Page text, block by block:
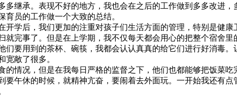
继承。表现不好的地方，我也会在之后的工作做到多多改进
员的工作做一个大致的总结。
学后，我们更加的注重对孩子们生活方面的管理，特别是健
完事了。但是在上学期，我不仅每天都会用心的把整个宿舍
要用到的茶杯、碗筷，我都会认认真真的给它们进行好消毒
宽敞了很多。
情况，但是在我每日严格的监督之下，他们也都能够把饭菜
午休的时候，就精神亢奋，要闹着去外面玩。一开始我还有点